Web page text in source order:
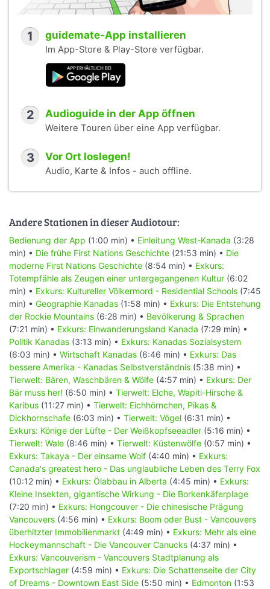
1 guidemate-App installieren
Im App-Store & Play-Store verfügbar.
2 Audioguide in der App öffnen
Weitere Touren über eine App verfügbar.
3 Vor Ort loslegen!
Audio, Karte & Infos - auch offline.
Andere Stationen in dieser Audiotour:
Bedienung der App (1:00 min) • Einleitung West-Kanada (3:28
min) • Die frühe First Nations Geschichte (21:53 min) • Die
moderne First Nations Geschichte (8:54 min) • Exkurs:
Totempfähle als Zeugen einer untergegangenen Kultur (6:02
min) • Exkurs: Kultureller Völkermord - Residential Schools (7:45
min) • Geographie Kanadas (1:58 min) • Exkurs: Die Entstehung
der Rockie Mountains (6:28 min) • Bevölkerung & Sprachen
(7:21 min) • Exkurs: Einwanderungsland Kanada (7:29 min) •
Politik Kanadas (3:13 min) • Exkurs: Kanadas Sozialsystem
(6:03 min) • Wirtschaft Kanadas (6:46 min) • Exkurs: Das
bessere Amerika - Kanadas Selbstverständnis (5:38 min) •
Tierwelt: Bären, Waschbären & Wölfe (4:57 min) • Exkurs: Der
Bär muss her! (6:50 min) • Tierwelt: Elche, Wapiti-Hirsche &
Karibus (11:27 min) • Tierwelt: Eichhörnchen, Pikas &
Dickhornschafe (6:03 min) • Tierwelt: Vögel (6:31 min) •
Exkurs: Könige der Lüfte - Der Weißkopfseeadler (5:16 min) •
Tierwelt: Wale (8:46 min) • Tierwelt: Küstenwölfe (0:57 min) •
Exkurs: Takaya - Der einsame Wolf (4:40 min) • Exkurs:
Canada's greatest hero - Das unglaubliche Leben des Terry Fox
(10:12 min) • Exkurs: Ölabbau in Alberta (4:45 min) • Exkurs:
Kleine Insekten, gigantische Wirkung - Die Borkenkäferplage
(7:20 min) • Exkurs: Hongcouver - Die chinesische Prägung
Vancouvers (4:56 min) • Exkurs: Boom oder Bust - Vancouvers
überhitzter Immobilienmarkt (4:49 min) • Exkurs: Mehr als eine
Hockeymannschaft - Die Vancouver Canucks (4:37 min) •
Exkurs: Vancouverism - Vancouvers Stadtplanung als
Exportschlager (4:59 min) • Exkurs: Die Schattenseite der City
of Dreams - Downtown East Side (5:50 min) • Edmonton (1:53